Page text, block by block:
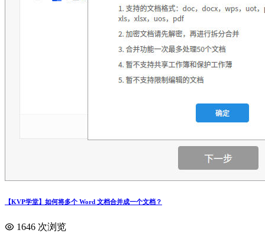
【KVP学堂】如何将多个 Word 文档合并成一个文档？
1646 次浏览